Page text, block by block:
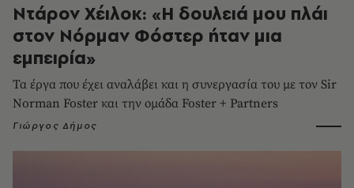
Ντάρον Χέιλοκ: «Η δουλειά μου πλάι
στον Νόρμαν Φόστερ ήταν μια
εμπειρία»
Τα έργα που έχει αναλάβει και η συνεργασία του με τον Sir
Norman Foster και την ομάδα Foster + Partners
Γιώργος Δήμος